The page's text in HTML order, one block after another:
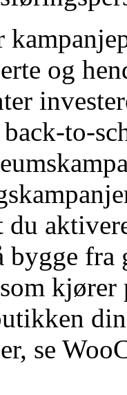
og
to-
du
bygge fra
kjører
se